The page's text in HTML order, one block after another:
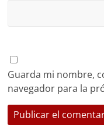
Guarda mi nombre,
navegador para la